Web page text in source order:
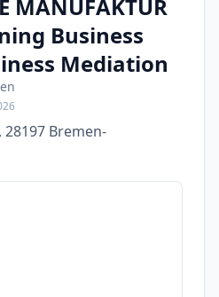
MANUFAKTUR
Business
Mediation
Bremen-